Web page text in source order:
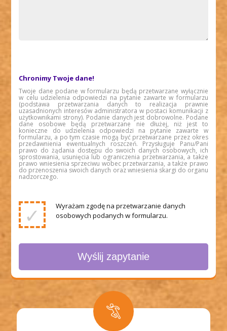
Chronimy Twoje dane!
Twoje dane podane w formularzu będą przetwarzane wyłącznie
w celu udzielenia odpowiedzi na pytanie zawarte w formularzu
(podstawa przetwarzania danych to realizacja prawnie
uzasadnionych interesów administratora w postaci komunikacji z
użytkownikami strony). Podanie danych jest dobrowolne. Podane
dane osobowe będą przetwarzane nie dłużej, niż jest to
konieczne do udzielenia odpowiedzi na pytanie zawarte w
formularzu, a po tym czasie mogą być przetwarzane przez okres
przedawnienia ewentualnych roszczeń. Przysługuje Panu/Pani
prawo do żądania dostępu do swoich danych osobowych, ich
sprostowania, usunięcia lub ograniczenia przetwarzania, a także
prawo wniesienia sprzeciwu wobec przetwarzania, a także prawo
do przenoszenia swoich danych oraz wniesienia skargi do organu
nadzorczego.
✓
Wyrażam zgodę na przetwarzanie danych
osobowych podanych w formularzu.